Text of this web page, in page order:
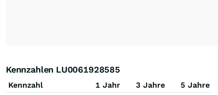
Kennzahlen LU0061928585
Kennzahl 1 Jahr 3 Jahre
5 Jahre